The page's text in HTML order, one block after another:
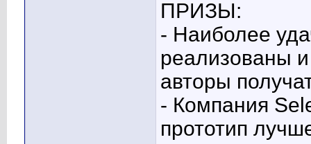
ПРИЗЫ:
- Наиболее
реализованы
авторы
- Компания
прототип